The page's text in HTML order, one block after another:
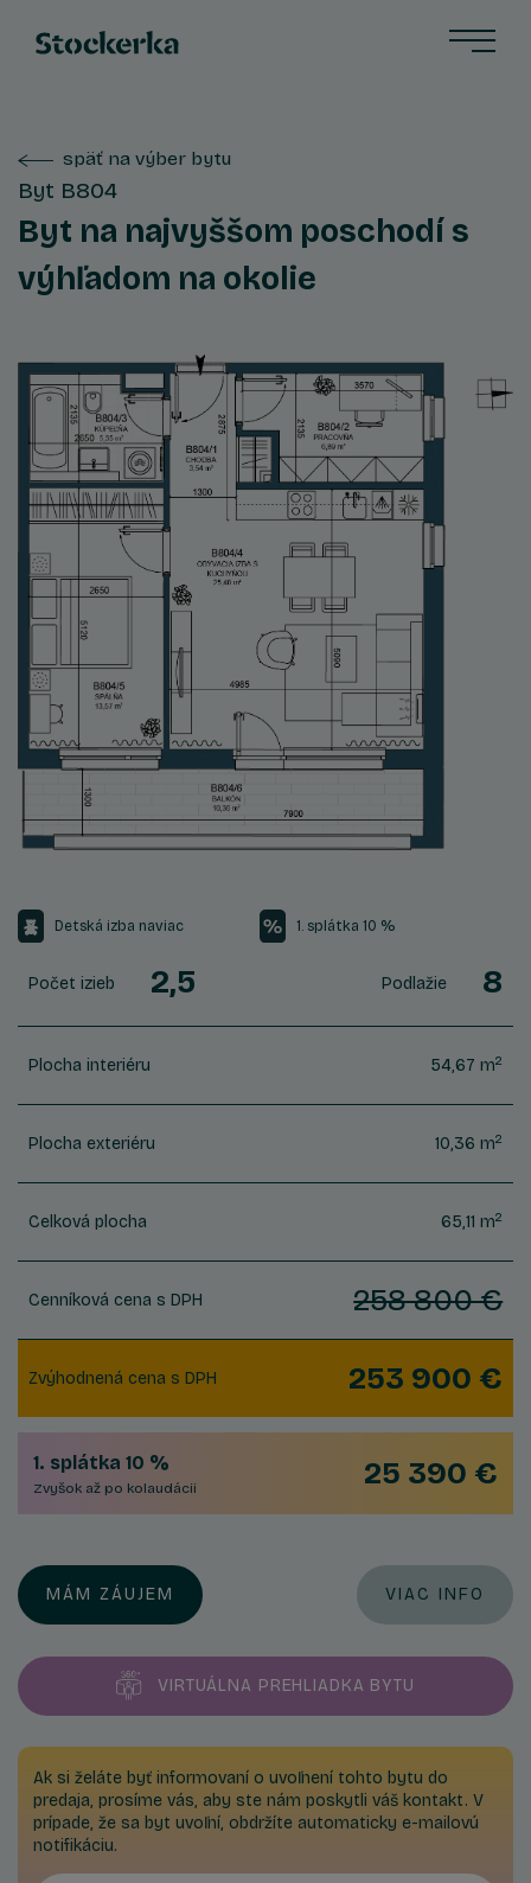
späť na výber bytu
Byt B804
Byt na najvyššom poschodí s
výhľadom na okolie
Detská izba naviac 1. splátka 10 %
Počet izieb 2,5 Podlažie 8
Plocha interiéru 54,67 m2
Plocha exteriéru 10,36 m2
Celková plocha 65,11 m2
Cenníková cena s DPH 258 800 €
Zvýhodnená cena s DPH 253 900 €
1. splátka 10 %
Zvyšok až po kolaudácii 25 390 €
MÁM ZÁUJEM VIAC INFO
VIRTUÁLNA PREHLIADKA BYTU
Ak si želáte byť informovaní o uvoľnení tohto bytu do
predaja, prosíme vás, aby ste nám poskytli váš kontakt. V
prípade, že sa byt uvoľní, obdržíte automaticky e-mailovú
notifikáciu.